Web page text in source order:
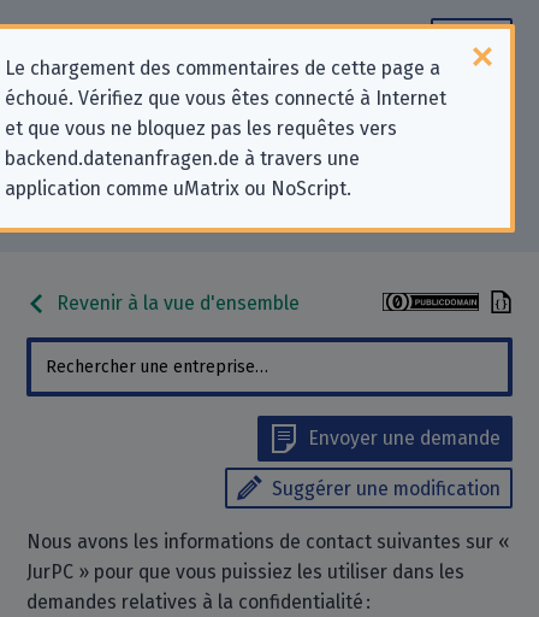
Le chargement des commentaires de cette page a
échoué. Vérifiez que vous êtes connecté à Internet
et que vous ne bloquez pas les requêtes vers
backend.datenanfragen.de à travers une
application comme uMatrix ou NoScript.
Informations de contact pour les
demandes relatives à la protection
de la vie privée pour « JurPC »
Revenir à la vue d'ensemble
Envoyer une demande
Suggérer une modification
Nous avons les informations de contact suivantes sur «
JurPC » pour que vous puissiez les utiliser dans les
demandes relatives à la confidentialité :